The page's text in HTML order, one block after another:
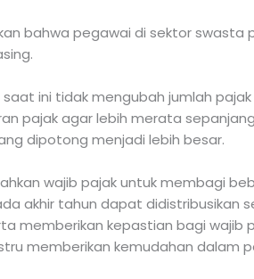
bahwa pegawai di sektor
ini tidak mengubah jumlah
pajak agar lebih merata
dipotong menjadi lebih besar.
wajib pajak untuk membagi
akhir tahun dapat didistribusikan
memberikan kepastian bagi wajib
memberikan kemudahan dalam